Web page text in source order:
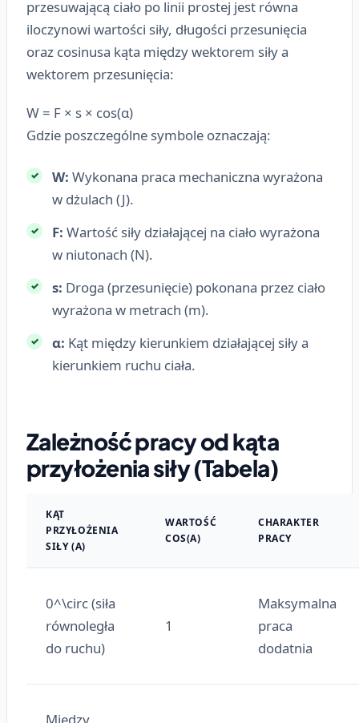
przesuwającą ciało po linii prostej jest równa
iloczynowi wartości siły, długości przesunięcia
oraz cosinusa kąta między wektorem siły a
wektorem przesunięcia:
W = F × s × cos(α)
Gdzie poszczególne symbole oznaczają:
W: Wykonana praca mechaniczna wyrażona
w dżulach (J).
F: Wartość siły działającej na ciało wyrażona
w niutonach (N).
s: Droga (przesunięcie) pokonana przez ciało
wyrażona w metrach (m).
α: Kąt między kierunkiem działającej siły a
kierunkiem ruchu ciała.
Zależność pracy od kąta
przyłożenia siły (Tabela)
KĄT
PRZYŁOŻENIA
SIŁY (Α)
WARTOŚĆ
COS(Α)
CHARAKTER
PRACY
0^\circ (siła
równoległa
do ruchu)
1
Maksymalna
praca
dodatnia
Między